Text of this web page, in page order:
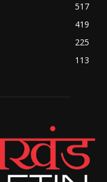
517
419
225
113